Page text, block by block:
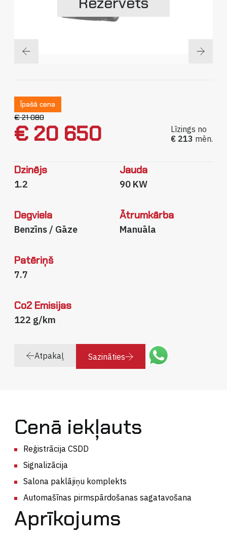
Sīkdatņu politikaPrivātuma politika
Īpašā cena
€ 21 080
€ 20 650
Līzings no
€ 213 mēn.
Dzinējs
1.2
Jauda
90 KW
Degviela
Benzīns / Gāze
Ātrumkārba
Manuāla
Patēriņš
7.7
Co2 Emisijas
122 g/km
Atpakaļ Sazināties
Cenā iekļauts
Reģistrācija CSDD
Signalizācija
Salona paklājiņu komplekts
Automašīnas pirmspārdošanas sagatavošana
Aprīkojums